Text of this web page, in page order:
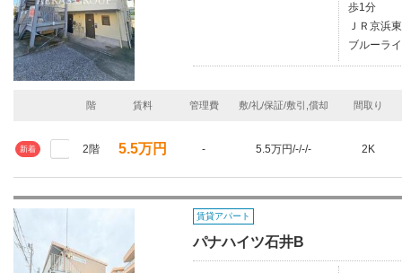
歩1分
ＪＲ京浜
ブルーラ
階 賃料 管理費 敷/礼/保証/敷引,償却 間取り
新着 2階 5.5万円 - 5.5万円/-/-/- 2K
賃貸アパート
パナハイツ石井B